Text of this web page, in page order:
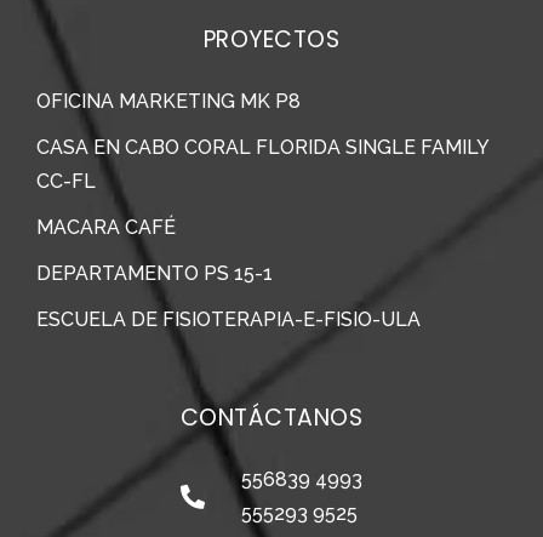
PROYECTOS
OFICINA MARKETING MK P8
CASA EN CABO CORAL FLORIDA SINGLE FAMILY
CC-FL
MACARA CAFÉ
DEPARTAMENTO PS 15-1
ESCUELA DE FISIOTERAPIA-E-FISIO-ULA
CONTÁCTANOS
556839 4993
555293 9525